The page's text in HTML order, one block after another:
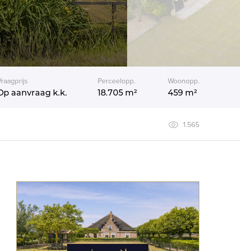
aanvraag k.k.
Perceelopp.
18.705 m²
Woonopp.
459 m²
1.565